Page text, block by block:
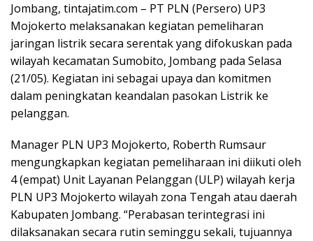
Jombang, tintajatim.com – PT PLN (Persero) UP3
Mojokerto melaksanakan kegiatan pemeliharan
jaringan listrik secara serentak yang difokuskan pada
wilayah kecamatan Sumobito, Jombang pada Selasa
(21/05). Kegiatan ini sebagai upaya dan komitmen
dalam peningkatan keandalan pasokan Listrik ke
pelanggan.
Manager PLN UP3 Mojokerto, Roberth Rumsaur
mengungkapkan kegiatan pemeliharaan ini diikuti oleh
4 (empat) Unit Layanan Pelanggan (ULP) wilayah kerja
PLN UP3 Mojokerto wilayah zona Tengah atau daerah
Kabupaten Jombang. “Perabasan terintegrasi ini
dilaksanakan secara rutin seminggu sekali, tujuannya